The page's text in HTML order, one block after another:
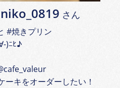
さん
#焼きプリン
)ﾆﾋ♪︎
ーキをオーダーしたい！